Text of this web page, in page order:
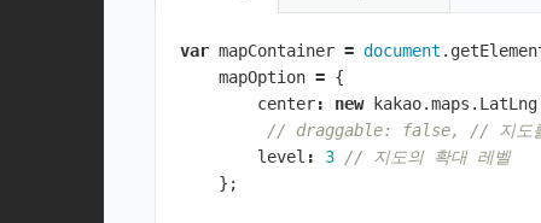
var mapContainer = document .
mapOption = {
center: new kakao.maps . LatLng
// draggable: false, // 지도를
level : 3
// 지도의 확대 레벨
};